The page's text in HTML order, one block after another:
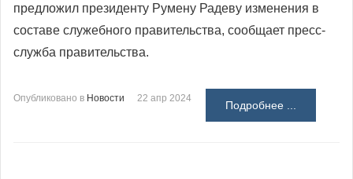
предложил президенту Румену Радеву изменения в
составе служебного правительства, сообщает пресс-
служба правительства.
Опубликовано в Новости 22 апр 2024
Подробнее ...